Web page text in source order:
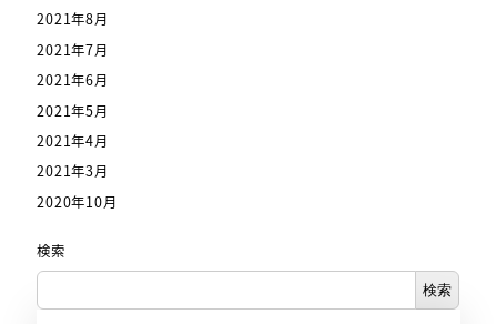
2021年8月
2021年7月
2021年6月
2021年5月
2021年4月
2021年3月
2020年10月
検索
検索